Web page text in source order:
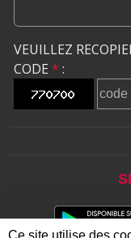
VEUILLEZ
CODE * :
Ce site utilise des